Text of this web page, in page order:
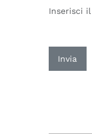
Inserisci il
Invia